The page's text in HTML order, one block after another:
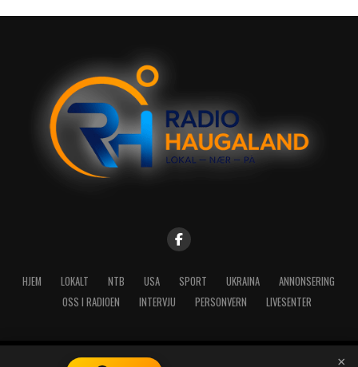
HJEM LOKALT NTB USA SPORT UKRAINA
ANNONSERING
OSS I RADIOEN
INTERVJU PERSONVERN LIVESENTER
Copyright © 2026 A-Media AS | Radio Haugaland - Haraldsgata 114, ×